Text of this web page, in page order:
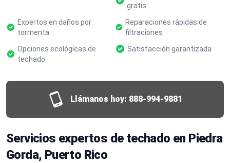
gratis
Expertos en daños por
tormenta
Reparaciones rápidas de
filtraciones
Opciones ecológicas de
techado
Satisfacción garantizada
Llámanos hoy: 888-994-9881
Servicios expertos de techado en Piedra
Gorda, Puerto Rico